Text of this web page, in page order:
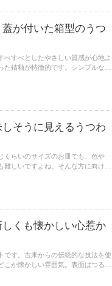
が付いた箱型のうつ
べすべとしたやさしい質感が心地よ
錆釉が特徴的です。シンプルなが
しそうに見えるうつわ
くらいのサイズのお皿でも、色や
難しいですよね。そんな方に向け
くも懐かしい心惹か
です。古来からの伝統的な技法を使
か懐かしい雰囲気。表面はつるり